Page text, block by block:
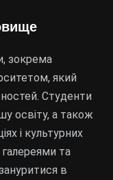
зокрема
який
Студенти
освіту, а також
і культурних
та
в